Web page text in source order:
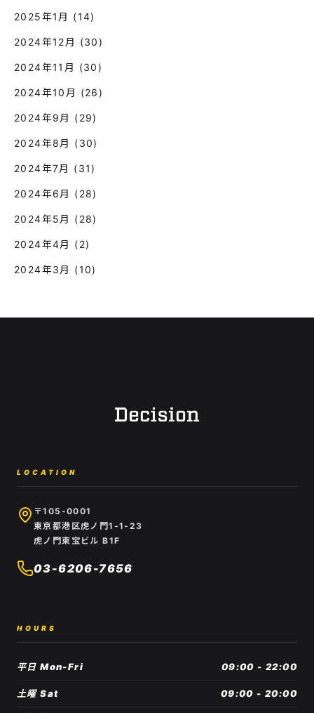
2025年1月 (14)
2024年12月 (30)
2024年11月 (30)
2024年10月 (26)
2024年9月 (29)
2024年8月 (30)
2024年7月 (31)
2024年6月 (28)
2024年5月 (28)
2024年4月 (2)
2024年3月 (10)
LOCATION
〒105-0001
東京都港区虎ノ門1-1-23
虎ノ門東宝ビル B1F
03-6206-7656
HOURS
平日 Mon-Fri 09:00 - 22:00
土曜 Sat 09:00 - 20:00